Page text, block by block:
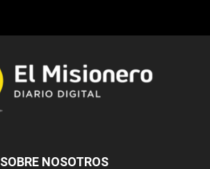
SOBRE NOSOTROS